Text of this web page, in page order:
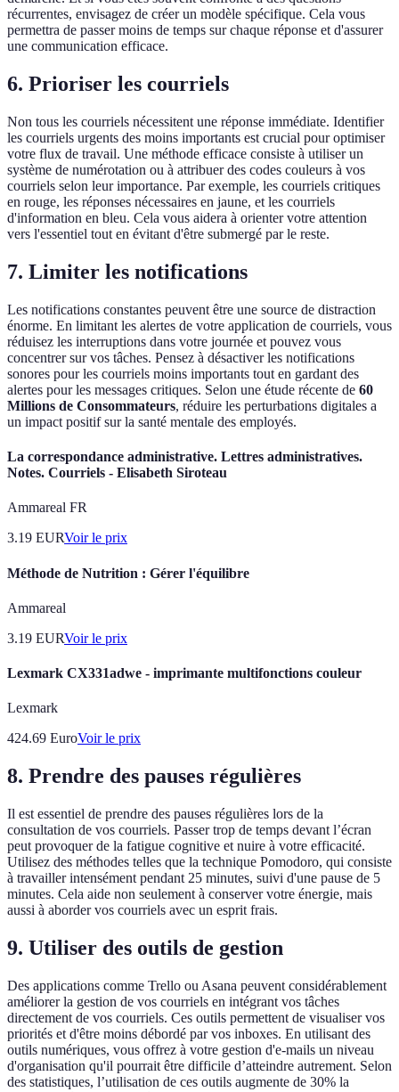
récurrentes, envisagez de créer un modèle spécifique. Cela vous
permettra de passer moins de temps sur chaque réponse et d'assurer
une communication efficace.
6. Prioriser les courriels
Non tous les courriels nécessitent une réponse immédiate. Identifier
les courriels urgents des moins importants est crucial pour optimiser
votre flux de travail. Une méthode efficace consiste à utiliser un
système de numérotation ou à attribuer des codes couleurs à vos
courriels selon leur importance. Par exemple, les courriels critiques
en rouge, les réponses nécessaires en jaune, et les courriels
d'information en bleu. Cela vous aidera à orienter votre attention
vers l'essentiel tout en évitant d'être submergé par le reste.
7. Limiter les notifications
Les notifications constantes peuvent être une source de distraction
énorme. En limitant les alertes de votre application de courriels, vous
réduisez les interruptions dans votre journée et pouvez vous
concentrer sur vos tâches. Pensez à désactiver les notifications
sonores pour les courriels moins importants tout en gardant des
alertes pour les messages critiques. Selon une étude récente de 60
Millions de Consommateurs, réduire les perturbations digitales a
un impact positif sur la santé mentale des employés.
La correspondance administrative. Lettres administratives.
Notes. Courriels - Elisabeth Siroteau
Ammareal FR
3.19 EURVoir le prix
Méthode de Nutrition : Gérer l'équilibre
Ammareal
3.19 EURVoir le prix
Lexmark CX331adwe - imprimante multifonctions couleur
Lexmark
424.69 EuroVoir le prix
8. Prendre des pauses régulières
Il est essentiel de prendre des pauses régulières lors de la
consultation de vos courriels. Passer trop de temps devant l’écran
peut provoquer de la fatigue cognitive et nuire à votre efficacité.
Utilisez des méthodes telles que la technique Pomodoro, qui consiste
à travailler intensément pendant 25 minutes, suivi d'une pause de 5
minutes. Cela aide non seulement à conserver votre énergie, mais
aussi à aborder vos courriels avec un esprit frais.
9. Utiliser des outils de gestion
Des applications comme Trello ou Asana peuvent considérablement
améliorer la gestion de vos courriels en intégrant vos tâches
directement de vos courriels. Ces outils permettent de visualiser vos
priorités et d'être moins débordé par vos inboxes. En utilisant des
outils numériques, vous offrez à votre gestion d'e-mails un niveau
d'organisation qu'il pourrait être difficile d’atteindre autrement. Selon
des statistiques, l’utilisation de ces outils augmente de 30% la